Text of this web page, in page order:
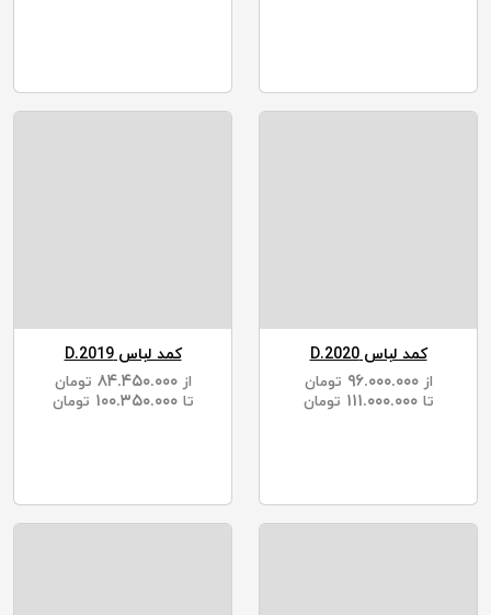
کمد لباس D.2020
از ۹۶.۰۰۰.۰۰۰
تومان
تا ۱۱۱.۰۰۰.۰۰۰ تومان
کمد لباس D.2019
از ۸۴.۴۵۰.۰۰۰
تومان
تا ۱۰۰.۳۵۰.۰۰۰ تومان